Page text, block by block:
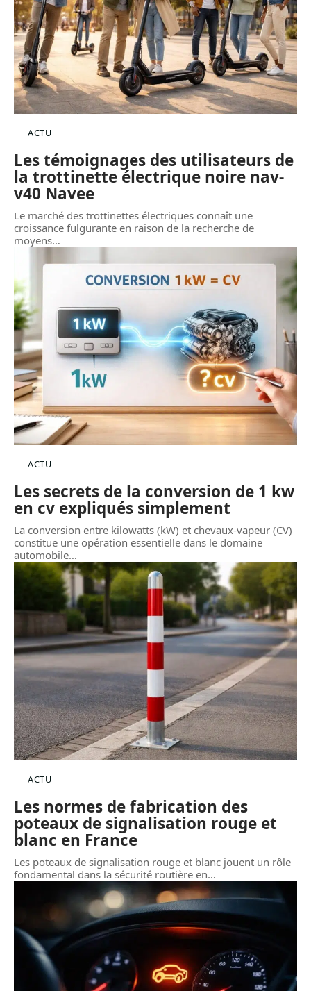
ACTU
Les témoignages des utilisateurs de
la trottinette électrique noire nav-
v40 Navee
Le marché des trottinettes électriques connaît une
croissance fulgurante en raison de la recherche de
moyens…
ACTU
Les secrets de la conversion de 1 kw
en cv expliqués simplement
La conversion entre kilowatts (kW) et chevaux-vapeur (CV)
constitue une opération essentielle dans le domaine
automobile…
ACTU
Les normes de fabrication des
poteaux de signalisation rouge et
blanc en France
Les poteaux de signalisation rouge et blanc jouent un rôle
fondamental dans la sécurité routière en…